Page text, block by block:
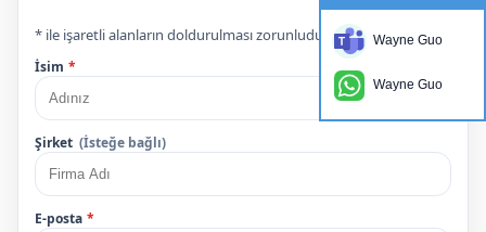
* ile işaretli alanların doldurulması zorunludur.
İsim *
Şirket (İsteğe bağlı)
E-posta *
Wayne Guo
Wayne Guo